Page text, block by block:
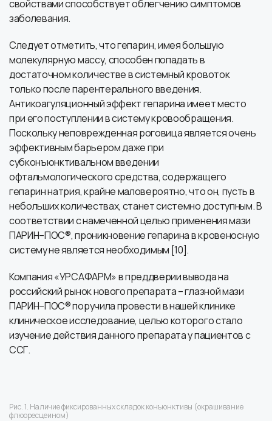
свойствами способствует облегчению симптомов
заболевания.
Следует отметить, что гепарин, имея большую
молекулярную массу, способен попадать в
достаточном количестве в системный кровоток
только после парентерального введения.
Антикоагуляционный эффект гепарина имеет место
при его поступлении в систему кровообращения.
Поскольку неповрежденная роговица является очень
эффективным барьером даже при
субконъюнктивальном введении
офтальмологического средства, содержащего
гепарин натрия, крайне маловероятно, что он, пусть в
небольших количествах, станет системно доступным. В
соответствии с намеченной целью применения мази
ПАРИН–ПОС®, проникновение гепарина в кровеносную
систему не является необходимым [10].
Компания «УРСАФАРМ» в преддверии вывода на
российский рынок нового препарата – глазной мази
ПАРИН–ПОС® поручила провести в нашей клинике
клиническое исследование, целью которого стало
изучение действия данного препарата у пациентов с
ССГ.
Рис. 1. Наличие фиксированных складок конъюнктивы (окрашивание
флюоресцеином)